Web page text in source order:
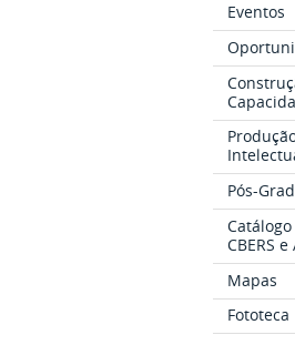
Eventos
Pós-
CBERS e
Mapas
Fototeca